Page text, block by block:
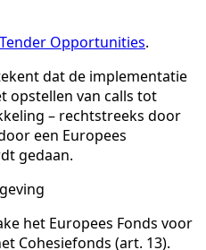
Opportunities.
dat de implementatie
opstellen van calls tot
– rechtstreeks door
een Europees
gedaan.
het Europees Fonds voor
Cohesiefonds (art. 13).